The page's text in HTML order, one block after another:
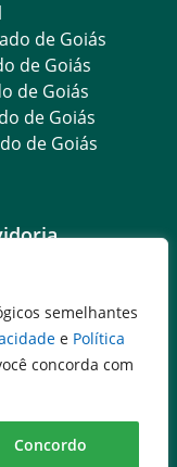
semelhantes
e Política
concorda com
Concordo
de Goiás
de Goiás
de Goiás
de Goiás
de Goiás
Cidadão
ao Cidadão